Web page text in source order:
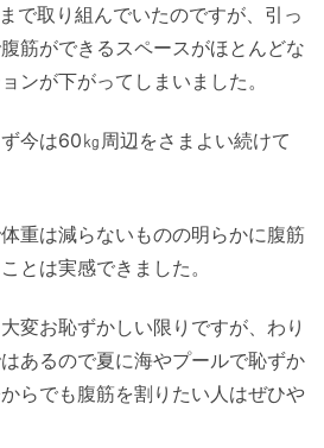
で取り組んでいたのですが、引っ
筋ができるスペースがほとんどな
ンが下がってしまいました。
今は60㎏周辺をさまよい続けて
重は減らないものの明らかに腹筋
とは実感できました。
変お恥ずかしい限りですが、わり
あるので夏に海やプールで恥ずか
らでも腹筋を割りたい人はぜひや